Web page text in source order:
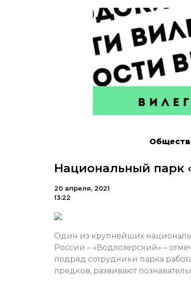
Национальный парк
20 апреля, 2021
13:22
Один из крупнейших
России – «Водлозерский» –
подряд сотрудники парка
предков, развивают